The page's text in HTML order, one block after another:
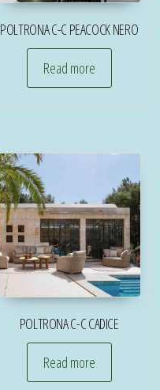
POLTRONA C-C PEACOCK NERO
Read more
POLTRONA C-C CADICE
Read more